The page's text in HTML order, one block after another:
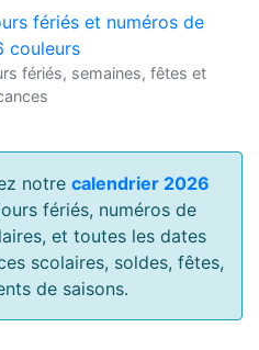
fériés, semaines, fêtes et
notre calendrier 2026
fériés, numéros de
et toutes les dates
scolaires, soldes, fêtes,
de saisons.